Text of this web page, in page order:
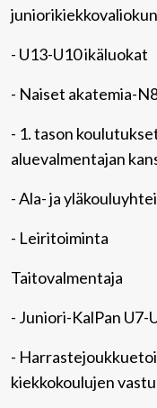
- U13-U10 ikäluokat
- Naiset akatemia-
- 1. tason
aluevalmentajan
- Ala- ja
- Leiritoiminta
Taitovalmentaja
- Juniori-KalPan U7-
-
kiekkokoulujen